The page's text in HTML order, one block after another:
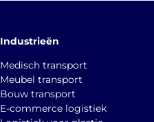
Industrieën
Medisch transport
Meubel transport
Bouw transport
E-commerce logistiek